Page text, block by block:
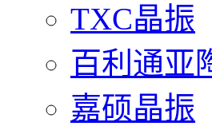
TXC晶振
百利通亚
嘉硕晶振